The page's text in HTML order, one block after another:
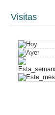
Visitas